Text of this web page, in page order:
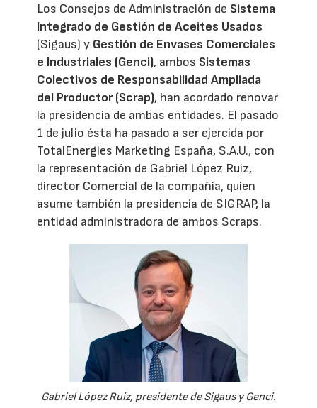
Los Consejos de Administración de Sistema
Integrado de Gestión de Aceites Usados
(Sigaus) y Gestión de Envases Comerciales
e Industriales (Genci), ambos Sistemas
Colectivos de Responsabilidad Ampliada
del Productor (Scrap), han acordado renovar
la presidencia de ambas entidades. El pasado
1 de julio ésta ha pasado a ser ejercida por
TotalEnergies Marketing España, S.A.U., con
la representación de Gabriel López Ruiz,
director Comercial de la compañía, quien
asume también la presidencia de SIGRAP, la
entidad administradora de ambos Scraps.
Gabriel López Ruiz, presidente de Sigaus y Genci.